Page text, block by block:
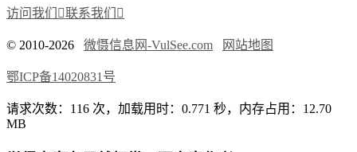
访问我们 联系我们 
© 2010-2026 微慑信息网-VulSee.com 网站地图
鄂ICP备14020831号
请求次数：116 次，加载用时：0.771 秒，内存占用：12.70
MB